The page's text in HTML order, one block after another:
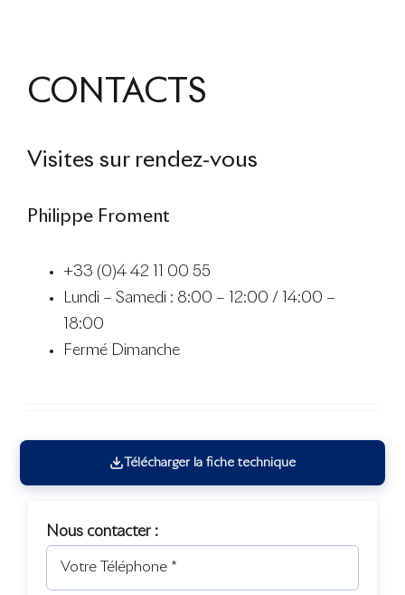
CONTACTS
Visites sur rendez-vous
Philippe Froment
+33 (0)4 42 11 00 55
Lundi – Samedi : 8:00 – 12:00 / 14:00 –
18:00
Fermé Dimanche
Télécharger la fiche technique
Nous contacter :